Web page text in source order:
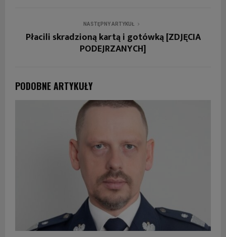
NASTĘPNY ARTYKUŁ
Płacili skradzioną kartą i gotówką [ZDJĘCIA
PODEJRZANYCH]
PODOBNE ARTYKUŁY